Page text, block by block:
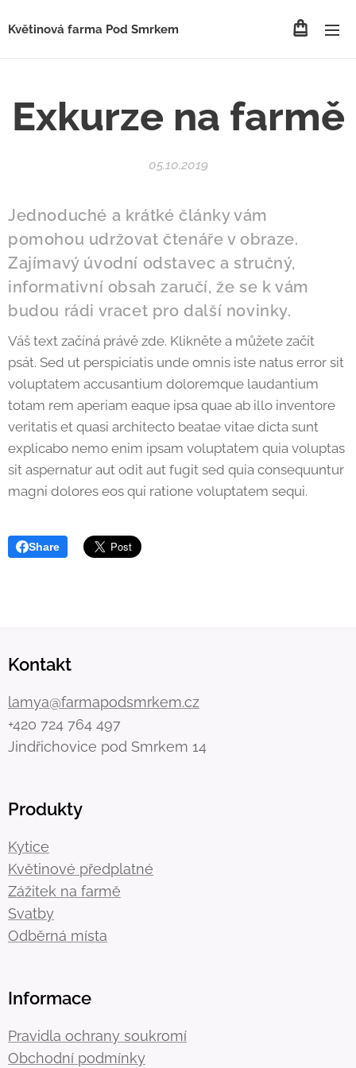
Květinová farma Pod Smrkem
Exkurze na farmě
05.10.2019
Jednoduché a krátké články vám
pomohou udržovat čtenáře v obraze.
Zajímavý úvodní odstavec a stručný,
informativní obsah zaručí, že se k vám
budou rádi vracet pro další novinky.
Váš text začíná právě zde. Klikněte a můžete začít
psát. Sed ut perspiciatis unde omnis iste natus error sit
voluptatem accusantium doloremque laudantium
totam rem aperiam eaque ipsa quae ab illo inventore
veritatis et quasi architecto beatae vitae dicta sunt
explicabo nemo enim ipsam voluptatem quia voluptas
sit aspernatur aut odit aut fugit sed quia consequuntur
magni dolores eos qui ratione voluptatem sequi.
Share
Kontakt
lamya@farmapodsmrkem.cz
+420 724 764 497
Jindřichovice pod Smrkem 14
Produkty
Kytice
Květinové předplatné
Zážitek na farmě
Svatby
Odběrná místa
Informace
Pravidla ochrany soukromí
Obchodní podmínky